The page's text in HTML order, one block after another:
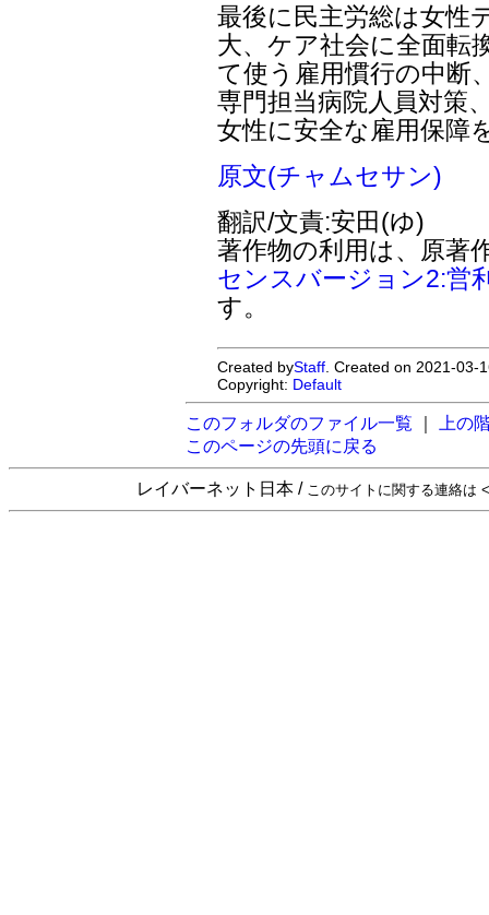
最後に民主労総は女性
大、ケア社会に全面転
て使う雇用慣行の中断
専門担当病院人員対策
女性に安全な雇用保障
原文(チャムセサン)
翻訳/文責:安田(ゆ)
著作物の利用は、原著
センスバージョン2:営
す。
Created byStaff . Created on 2021-
Copyright: Default
このフォルダのファイル一覧
上の
このページの先頭に戻る
レイバーネット日本 / このサイトに関する連絡は